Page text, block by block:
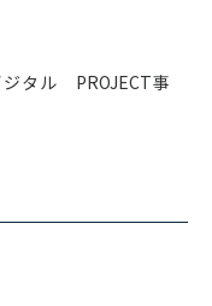
タル PROJECT事